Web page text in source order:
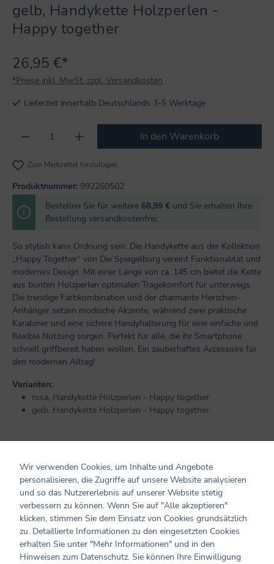
gelb, Handykette Holzperlen -
Happy together
26,95 €*
*Preise inkl. MwSt. zzgl. Versandkosten
Lieferzeit innerhalb Deutschlands 3-5 Werktage
Produkt Anzahl: Gib den gewünschten
In den Warenkorb
Zum Merkzettel hinzufügen
Produktnummer: 992260502
Bestellen Sie für weitere 68,99 € und Sie erhalten Ihre
Bestellung versandkostenfrei.
So stylish kann Ordnung sein: Die Handykette aus der Kollektion
„Happy Together“ von Die Spiegelburg vereint Funktionalität und
modernes Design. Mit einer Länge von ca. 145 cm bietet die Kette
aus bunten Holzperlen optimalen Tragekomfort für unterwegs.
Die trendige Farbkombination und der charmante Herzchen-
Anhänger setzen modische Akzente, während zwei praktische
Karabiner und eine sichere Handyhalterung für eine einfache und
flexible Nutzung sorgen. Perfekt für alle, die ihr Smartphone
schnell griffbereit haben wollen. Ein zauberhaftes Accessoire für
den modernen Alltag!
Varianten:
rosa, Handykette Holzperlen - Happy together
gelb, Handykette Holzperlen - Happy together
Produktinformationen
Maße/ Gewicht/ Inhalt: ca. 145 cm
Verarbeitung: aus Holz
Hersteller und verantwortliche Person:
Coppenrath Verlag GmbH & Co. KG
Hafenweg 30
Wir verwenden Cookies, um Inhalte und Angebote
personalisieren, die Zugriffe auf unsere Website analysieren
und so das Nutzererlebnis auf unserer Website stetig
verbessern zu können. Wenn Sie auf "Alle akzeptieren"
klicken, stimmen Sie dem Einsatz von Cookies grundsätzlich
zu. Detaillierte Informationen zu den eingesetzten Cookies
erhalten Sie unter "Mehr Informationen" und in den
Hinweisen zum Datenschutz. Sie können Ihre Einwilligung